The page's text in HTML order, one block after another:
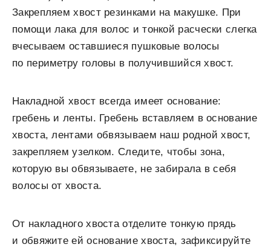
Закрепляем хвост резинками на макушке. При
помощи лака для волос и тонкой расчески слегка
вчесываем оставшиеся пушковые волосы
по периметру головы в получившийся хвост.
Накладной хвост всегда имеет основание:
гребень и ленты. Гребень вставляем в основание
хвоста, лентами обвязываем наш родной хвост,
закрепляем узелком. Следите, чтобы зона,
которую вы обвязываете, не забирала в себя
волосы от хвоста.
От накладного хвоста отделите тонкую прядь
и обвяжите ей основание хвоста, зафиксируйте